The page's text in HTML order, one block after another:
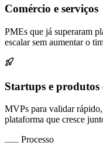
Comércio e serviços
PMEs que já superaram
escalar sem aumentar o
Startups e produtos
MVPs para validar
plataforma que cresce
Processo